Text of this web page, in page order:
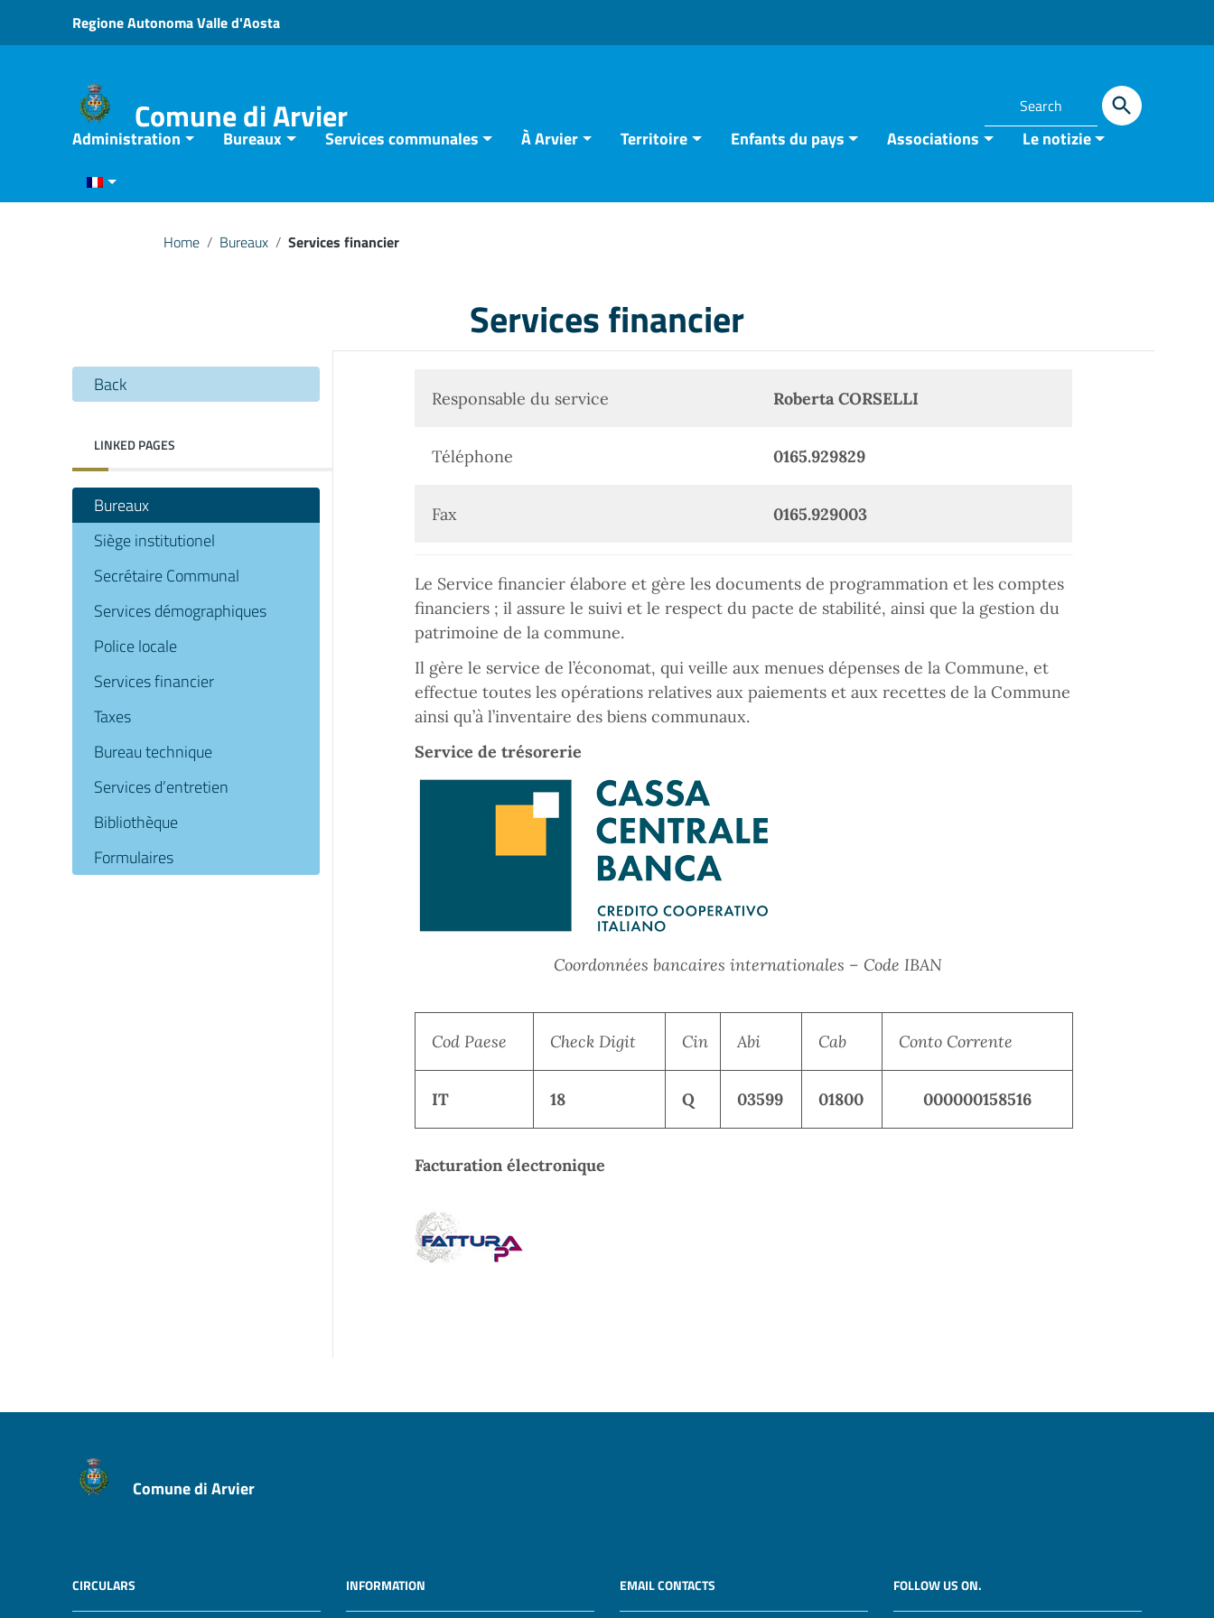
Go to content
Go to the navigation menu
Regione Autonoma Valle d'Aosta
Comune di Arvier
Administration Bureaux Services communales À Arvier Territoire Enfants du pays Associations Le notizie
Home / Bureaux / Services financier
Services financier
Back
LINKED PAGES
Bureaux
Siège institutionel
Secrétaire Communal
Services démographiques
Police locale
Services financier
Taxes
Bureau technique
Services d’entretien
Bibliothèque
Formulaires
Responsable du service Roberta CORSELLI
Téléphone 0165.929829
Fax 0165.929003
Le Service financier élabore et gère les documents de programmation et les comptes
financiers ; il assure le suivi et le respect du pacte de stabilité, ainsi que la gestion du
patrimoine de la commune.
Il gère le service de l’économat, qui veille aux menues dépenses de la Commune, et
effectue toutes les opérations relatives aux paiements et aux recettes de la Commune
ainsi qu’à l’inventaire des biens communaux.
Service de trésorerie
Coordonnées bancaires internationales – Code IBAN
Cod Paese Check Digit Cin Abi Cab Conto Corrente
IT 18 Q 03599 01800 000000158516
Facturation électronique
Comune di Arvier
CIRCULARS INFORMATION EMAIL CONTACTS FOLLOW US ON.